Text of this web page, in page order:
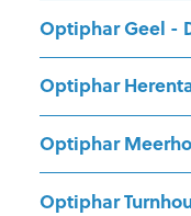
Optiphar Geel -
Optiphar
Optiphar
Optiphar